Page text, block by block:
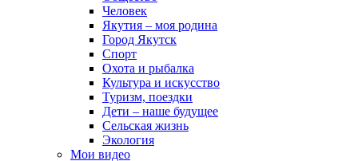
Человек
Якутия – моя родина
Город Якутск
Спорт
Охота и рыбалка
Культура и искусство
Туризм, поездки
Дети – наше будущее
Сельская жизнь
Экология
Мои видео